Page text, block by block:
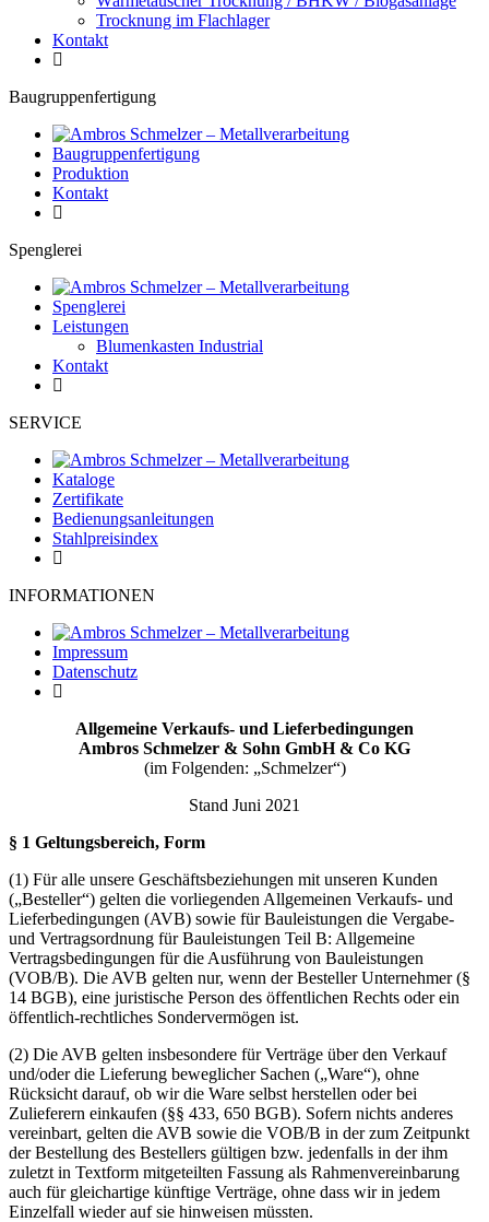
Trocknung im Flachlager
Kontakt
Baugruppenfertigung
Baugruppenfertigung
Produktion
Kontakt
Spenglerei
Spenglerei
Leistungen
Blumenkasten Industrial
Kontakt
SERVICE
Kataloge
Zertifikate
Bedienungsanleitungen
Stahlpreisindex
INFORMATIONEN
Impressum
Datenschutz
Allgemeine Verkaufs- und Lieferbedingungen
Ambros Schmelzer & Sohn GmbH & Co KG
(im Folgenden: „Schmelzer“)
Stand Juni 2021
§ 1 Geltungsbereich, Form
(1) Für alle unsere Geschäftsbeziehungen mit unseren Kunden
(„Besteller“) gelten die vorliegenden Allgemeinen Verkaufs- und
Lieferbedingungen (AVB) sowie für Bauleistungen die Vergabe-
und Vertragsordnung für Bauleistungen Teil B: Allgemeine
Vertragsbedingungen für die Ausführung von Bauleistungen
(VOB/B). Die AVB gelten nur, wenn der Besteller Unternehmer (§
14 BGB), eine juristische Person des öffentlichen Rechts oder ein
öffentlich-rechtliches Sondervermögen ist.
(2) Die AVB gelten insbesondere für Verträge über den Verkauf
und/oder die Lieferung beweglicher Sachen („Ware“), ohne
Rücksicht darauf, ob wir die Ware selbst herstellen oder bei
Zulieferern einkaufen (§§ 433, 650 BGB). Sofern nichts anderes
vereinbart, gelten die AVB sowie die VOB/B in der zum Zeitpunkt
der Bestellung des Bestellers gültigen bzw. jedenfalls in der ihm
zuletzt in Textform mitgeteilten Fassung als Rahmenvereinbarung
auch für gleichartige künftige Verträge, ohne dass wir in jedem
Einzelfall wieder auf sie hinweisen müssten.